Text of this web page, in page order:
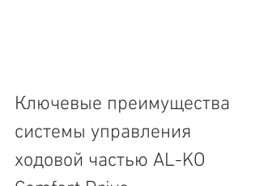
Ключевые преимущества
системы управления
ходовой частью AL-KO